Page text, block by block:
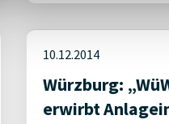
10.12.2014
Würzburg:
erwirbt